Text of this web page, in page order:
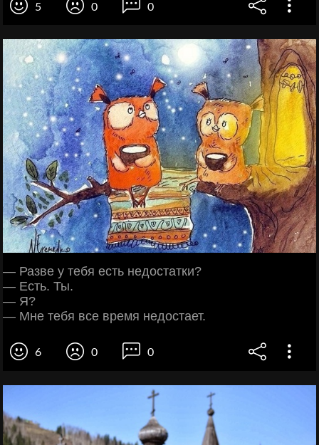
5 0 0
— Разве у тебя есть недостатки?
— Есть. Ты.
— Я?
— Мне тебя все время недостает.
6 0 0